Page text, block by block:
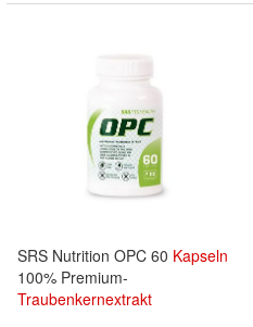
SRS Nutrition OPC 60 Kapseln
100% Premium-
Traubenkernextrakt